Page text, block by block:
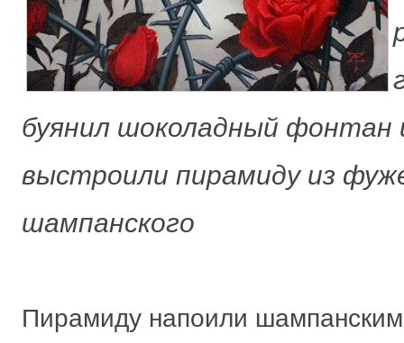
буянил шоколадный фонтан
выстроили пирамиду из
шампанского
Пирамиду напоили